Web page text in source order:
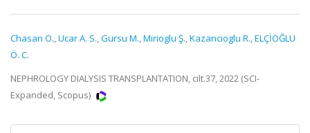
Chasan O.,Ucar A. S.,Gursu M.,Mirioglu Ş.,Kazancioglu R.,ELÇİOĞLU
Ö. C.
NEPHROLOGY DIALYSIS TRANSPLANTATION, cilt.37, 2022 (SCI-
Expanded, Scopus)